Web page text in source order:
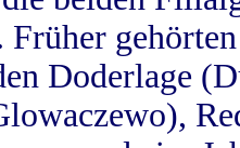
Früher
Doderlage